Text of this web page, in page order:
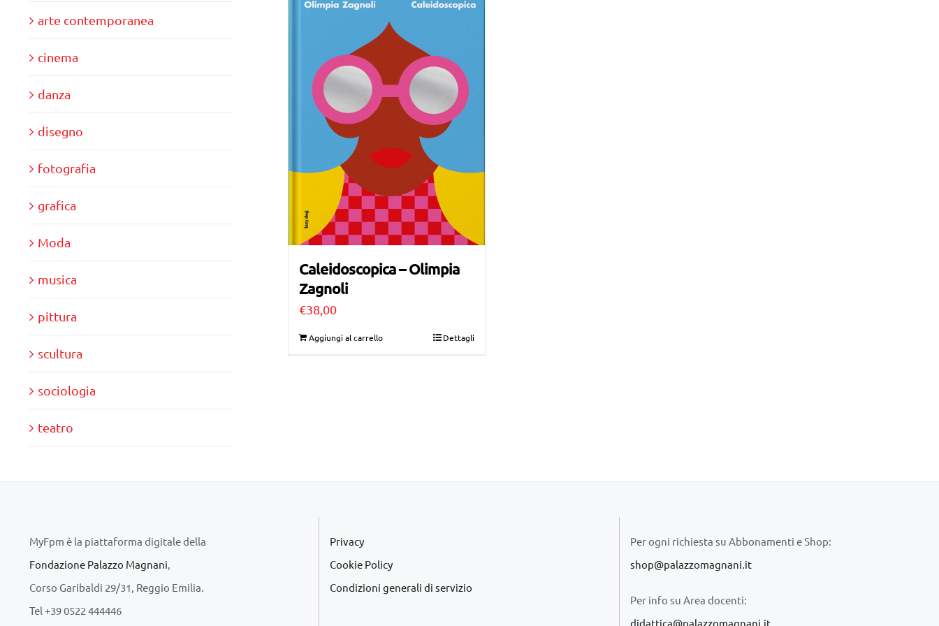
Caleidoscopica – Olimpia
Zagnoli
€38,00
Aggiungi al carrello Dettagli
arte contemporanea
cinema
danza
disegno
fotografia
grafica
Moda
musica
pittura
scultura
sociologia
teatro
MyFpm è la piattaforma digitale della
Fondazione Palazzo Magnani
Corso Garibaldi 29/31, Reggio Emilia.
Tel +39 0522 444446
Privacy
Cookie Policy
Condizioni generali di servizio
Per ogni richiesta su Abbonamenti e Shop:
shop@palazzomagnani.it
Per info su Area docenti:
didattica@palazzomagnani.it